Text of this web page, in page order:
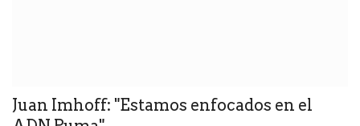
Juan Imhoff: "Estamos enfocados en el